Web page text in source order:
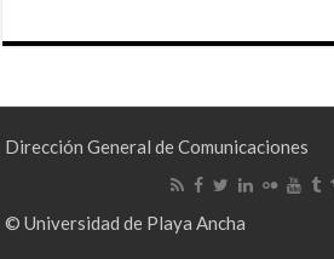
Dirección General de Comunicaciones
© Universidad de Playa Ancha